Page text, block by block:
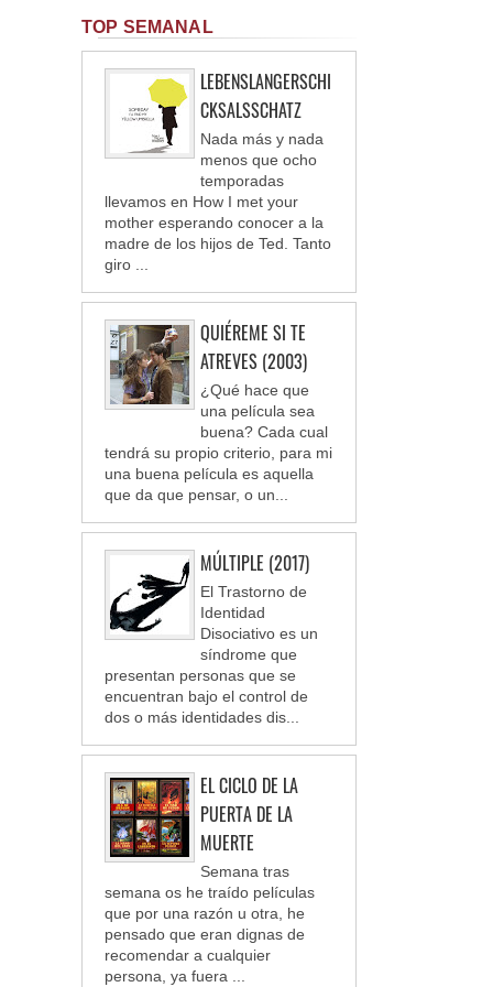
TOP SEMANAL
LEBENSLANGERSCHI
CKSALSSCHATZ
Nada más y nada
menos que ocho
temporadas
llevamos en How I met your
mother esperando conocer a la
madre de los hijos de Ted. Tanto
giro ...
QUIÉREME SI TE
ATREVES (2003)
¿Qué hace que
una película sea
buena? Cada cual
tendrá su propio criterio, para mi
una buena película es aquella
que da que pensar, o un...
MÚLTIPLE (2017)
El Trastorno de
Identidad
Disociativo es un
síndrome que
presentan personas que se
encuentran bajo el control de
dos o más identidades dis...
EL CICLO DE LA
PUERTA DE LA
MUERTE
Semana tras
semana os he traído películas
que por una razón u otra, he
pensado que eran dignas de
recomendar a cualquier
persona, ya fuera ...